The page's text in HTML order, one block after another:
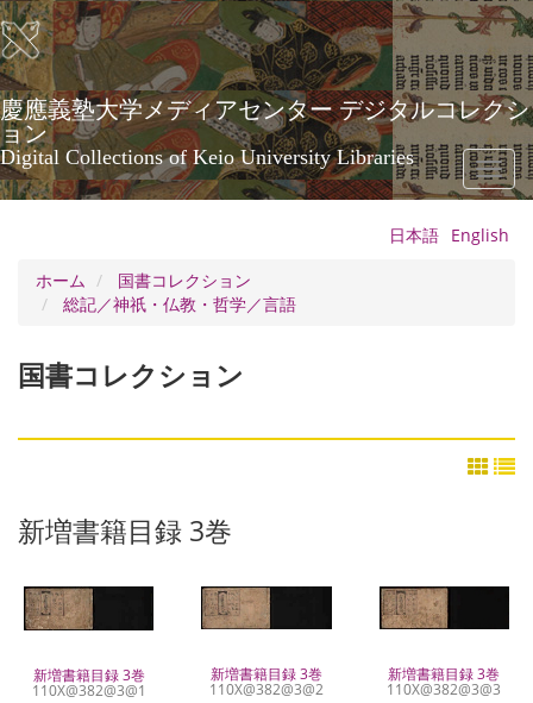
メ
イ
ン
コ
ン
テ
ン
ツ
に
慶應義塾大学メディアセンター デジタルコレクシ
ョン
Digital Collections of Keio University Libraries
Toggle
日本語 English
ホーム
国書コレクション
総記／神祇・仏教・哲学／言語
国書コレクション
新増書籍目録 3巻
新増書籍目録 3巻
110X@382@3@1
新増書籍目録 3巻
110X@382@3@2
新増書籍目録 3巻
110X@382@3@3